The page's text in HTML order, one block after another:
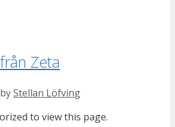
Zeta
byStellan Löfving
to view this page.